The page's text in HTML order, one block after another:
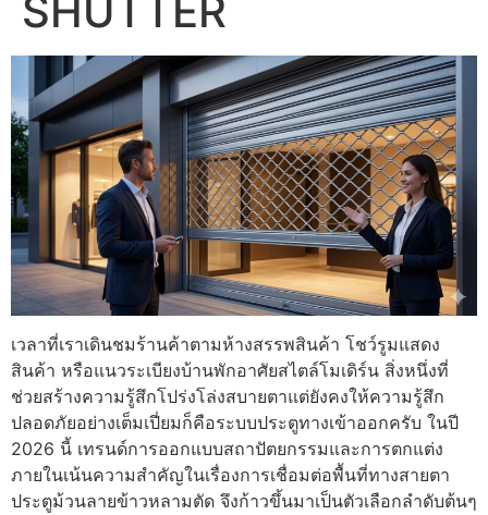
SHUTTER
เวลาที่เราเดินชมร้านค้าตามห้างสรรพสินค้า โชว์รูมแสดง
สินค้า หรือแนวระเบียงบ้านพักอาศัยสไตล์โมเดิร์น สิ่งหนึ่งที่
ช่วยสร้างความรู้สึกโปร่งโล่งสบายตาแต่ยังคงให้ความรู้สึก
ปลอดภัยอย่างเต็มเปี่ยมก็คือระบบประตูทางเข้าออกครับ ในปี
2026 นี้ เทรนด์การออกแบบสถาปัตยกรรมและการตกแต่ง
ภายในเน้นความสำคัญในเรื่องการเชื่อมต่อพื้นที่ทางสายตา
ประตูม้วนลายข้าวหลามตัด จึงก้าวขึ้นมาเป็นตัวเลือกลำดับต้นๆ